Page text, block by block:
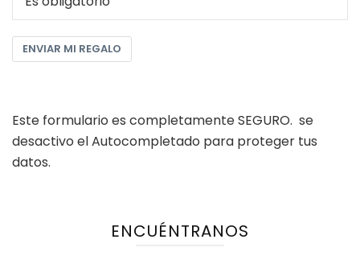
ENVIAR MI REGALO
Este formulario es completamente SEGURO. se
desactivo el Autocompletado para proteger tus
datos.
ENCUÉNTRANOS